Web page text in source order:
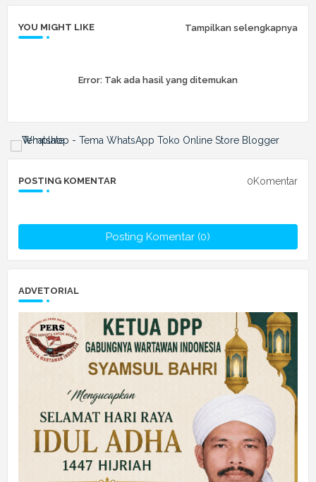
YOU MIGHT LIKE Tampilkan selengkapnya
Error: Tak ada hasil yang ditemukan
POSTING KOMENTAR 0Komentar
Posting Komentar (0)
ADVETORIAL